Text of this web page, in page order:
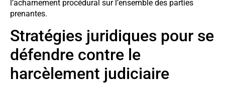
l’acharnement procédural sur l’ensemble des parties
prenantes.
Stratégies juridiques pour se
défendre contre le
harcèlement judiciaire